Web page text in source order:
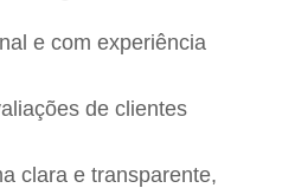
e com experiência
de clientes
clara e transparente,